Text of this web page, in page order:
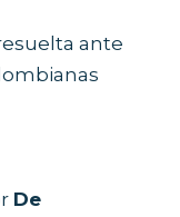
ante
De